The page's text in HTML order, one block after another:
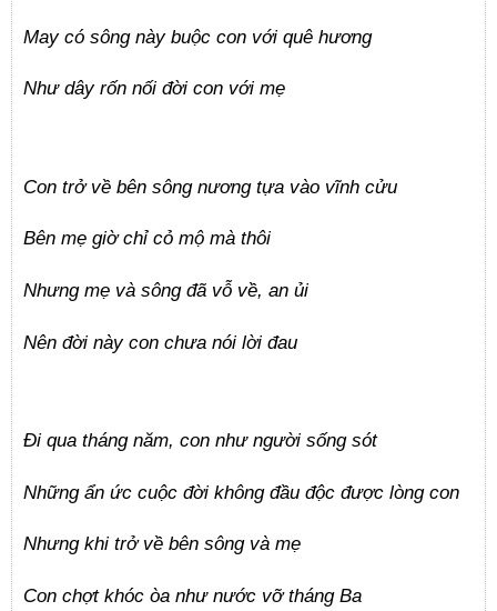
May có sông này buộc con với quê hương
Như dây rốn nối đời con với mẹ
Con trở về bên sông nương tựa vào vĩnh cửu
Bên mẹ giờ chỉ cỏ mộ mà thôi
Nhưng mẹ và sông đã vỗ về, an ủi
Nên đời này con chưa nói lời đau
Đi qua tháng năm, con như người sống sót
Những ẩn ức cuộc đời không đầu độc được lòng con
Nhưng khi trở về bên sông và mẹ
Con chợt khóc òa như nước vỡ tháng Ba